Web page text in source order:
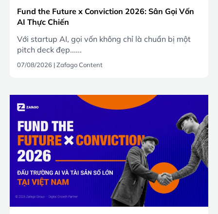
Fund the Future x Conviction 2026: Sân Gọi Vốn
AI Thực Chiến
Với startup AI, gọi vốn không chỉ là chuẩn bị một
pitch deck đẹp......
07/08/2026 |Zafago Content